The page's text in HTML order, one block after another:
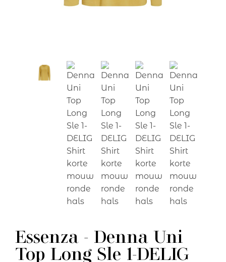
Essenza - Denna Uni
Top Long Sle 1-DELIG